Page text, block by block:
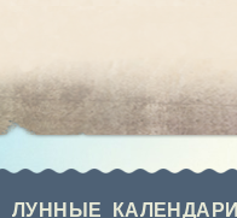
ЛУННЫЕ КАЛЕНДАРИ